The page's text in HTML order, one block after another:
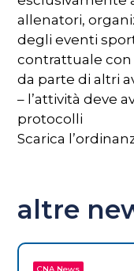
allenatori,
degli eventi
contrattuale
da parte di altri
– l’attività deve
protocolli
Scarica
altre
CNA News